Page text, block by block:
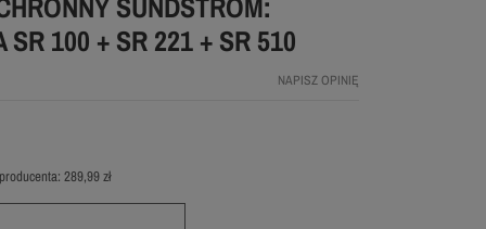
SR 100 + SR 221 + SR 510
NAPISZ OPINIĘ
289,99 zł